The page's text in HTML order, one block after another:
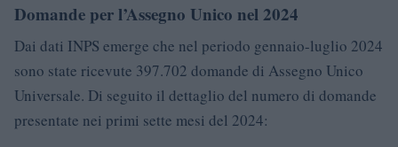
Domande per l’Assegno Unico nel 2024
Dai dati INPS emerge che nel periodo gennaio-luglio 2024
sono state ricevute 397.702 domande di Assegno Unico
Universale. Di seguito il dettaglio del numero di domande
presentate nei primi sette mesi del 2024: